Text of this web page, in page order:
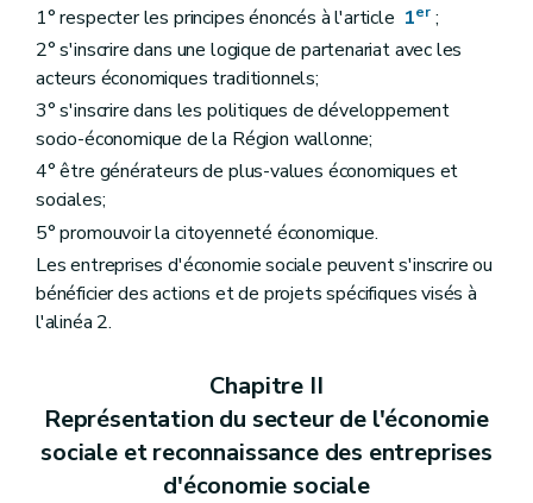
1° respecter les principes énoncés à l'article 1er;
2° s'inscrire dans une logique de partenariat avec les
acteurs économiques traditionnels;
3° s'inscrire dans les politiques de développement
socio-économique de la Région wallonne;
4° être générateurs de plus-values économiques et
sociales;
5° promouvoir la citoyenneté économique.
Les entreprises d'économie sociale peuvent s'inscrire ou
bénéficier des actions et de projets spécifiques visés à
l'alinéa 2.
Chapitre II
Représentation du secteur de l'économie
sociale et reconnaissance des entreprises
d'économie sociale